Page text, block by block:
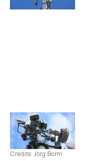
Credits: Jörg Borm